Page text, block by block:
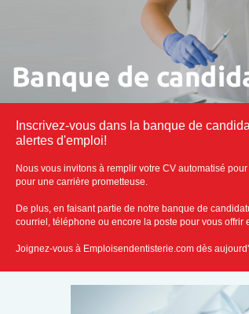
Inscrivez-vous dans la banque de
alertes d'emploi!
Nous vous invitons à remplir votre CV automatisé
pour une carrière prometteuse.
De plus, en faisant partie de notre banque de
courriel, téléphone ou encore la poste pour vous
Joignez-vous à Emploisendentisterie.com dès